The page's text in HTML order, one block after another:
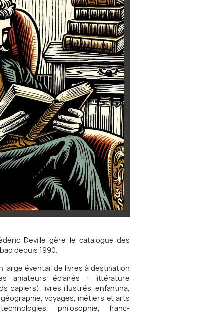
Deville gère le catalogue des
depuis 1990.
large éventail de livres à destination
amateurs éclairés : littérature
papiers), livres illustrés, enfantina,
voyages, métiers et arts
philosophie, franc-